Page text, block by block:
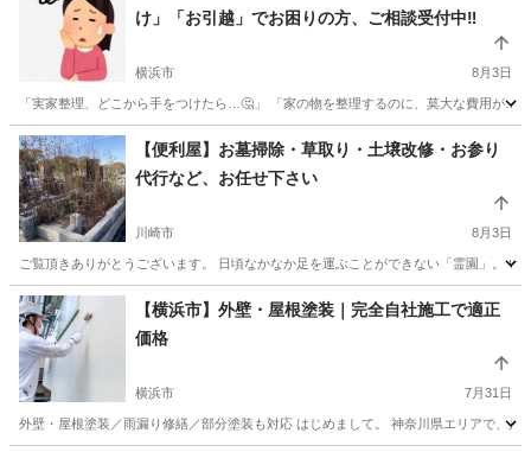
け」「お引越」でお困りの方、ご相談受付中‼️
横浜市 8月3日
「実家整理、どこから手をつけたら…🤔」 「家の物を整理するのに、莫大な費用が
神奈川 横浜市 便利屋 片付け
【便利屋】お墓掃除・草取り・土壌改修・お参り
代行など、お任せ下さい
川崎市 8月3日
ご覧頂きありがとうございます。 日頃なかなか足を運ぶことができない「霊園」。
神奈川 川崎市 便利屋 砂利
【横浜市】外壁・屋根塗装｜完全自社施工で適正
価格
横浜市 7月31日
外壁・屋根塗装／雨漏り修繕／部分塗装も対応 はじめまして。 神奈川県エリアで、